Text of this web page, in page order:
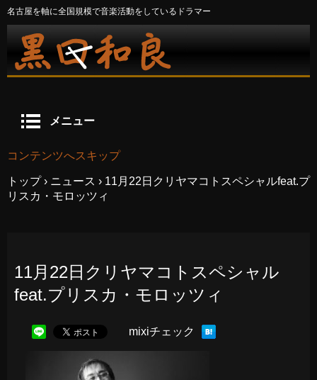
名古屋を軸に全国規模で音楽活動をしているドラマー
メニュー
コンテンツへスキップ
トップ › ニュース › 11月22日クリヤマコトスペシャルfeat.プ
リスカ・モロッツィ
11月22日クリヤマコトスペシャル
feat.プリスカ・モロッツィ
mixiチェック